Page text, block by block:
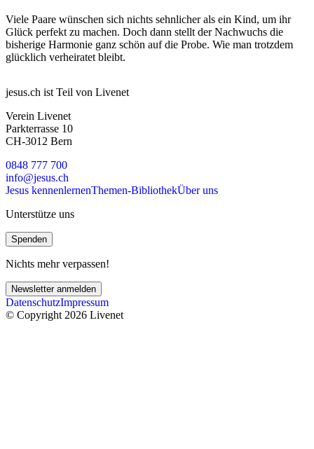
Viele Paare wünschen sich nichts sehnlicher als ein Kind, um ihr
Glück perfekt zu machen. Doch dann stellt der Nachwuchs die
bisherige Harmonie ganz schön auf die Probe. Wie man trotzdem
glücklich verheiratet bleibt.
jesus.ch ist Teil von Livenet
Verein Livenet
Parkterrasse 10
CH-3012 Bern
0848 777 700
info@jesus.ch
Jesus kennenlernenThemen-BibliothekÜber uns
Unterstütze uns
Spenden
Nichts mehr verpassen!
Newsletter anmelden
DatenschutzImpressum
© Copyright 2026 Livenet